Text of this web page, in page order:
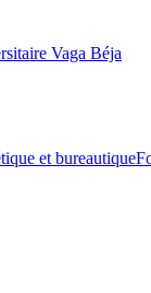
Vaga Béja
et bureautique